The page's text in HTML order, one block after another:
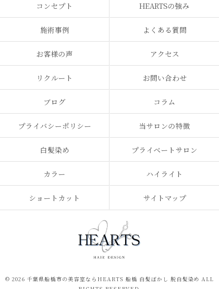
コンセプト HEARTSの強み
施術事例 よくある質問
お客様の声 アクセス
リクルート お問い合わせ
ブログ コラム
プライバシーポリシー 当サロンの特徴
白髪染め プライベートサロン
カラー ハイライト
ショートカット サイトマップ
© 2026 千葉県船橋市の美容室ならHEARTS 船橋 白髪ぼかし 脱白髪染め ALL